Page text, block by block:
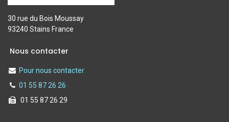
30 rue du Bois Moussay
93240 Stains France
Nous contacter
Pour nous contacter
01 55 87 26 26
01 55 87 26 29